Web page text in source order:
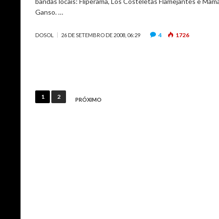
Ganso. …
DOSOL 26 DE SETEMBRO DE 2008, 06:29 4 1726
Paginação
1 2 PRÓXIMO